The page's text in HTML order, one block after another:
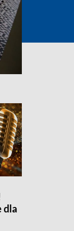
dla